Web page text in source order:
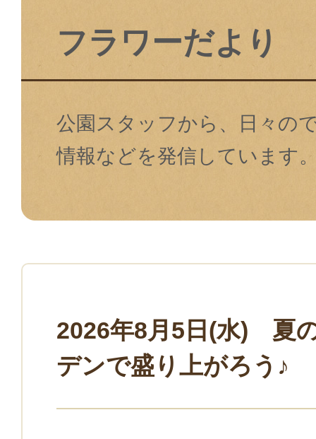
フラワーだより
公園スタッフから、日々の
情報などを発信しています
2026年8月5日(水) 夏
デンで盛り上がろう♪